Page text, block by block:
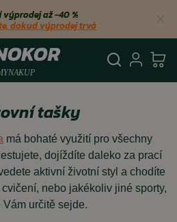
až −40 %
dokud výprodej trvá
tašky
má bohaté využití pro všechny
dojíždíte daleko za prací
aktivní životní styl a chodíte
nebo jakékoliv jiné sporty,
Vám určitě sejde.